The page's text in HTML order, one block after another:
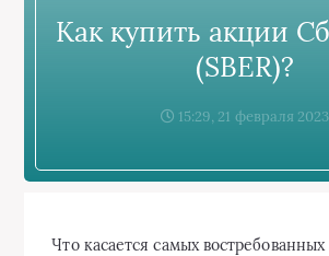
Как купить акции
(SBER)?
15:29, 21 февраля 2023
Что касается самых востребованных